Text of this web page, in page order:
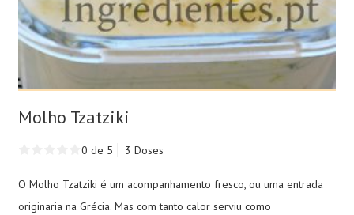
Molho Tzatziki
0 de 5 3 Doses
O Molho Tzatziki é um acompanhamento fresco, ou uma entrada
originaria na Grécia. Mas com tanto calor serviu como